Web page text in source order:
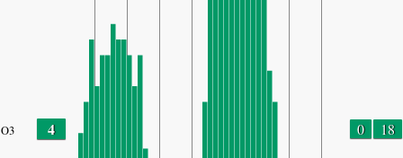
O3 4 0 18